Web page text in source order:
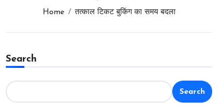
Home तत्काल टिकट बुकिंग का समय बदला
Search
Search